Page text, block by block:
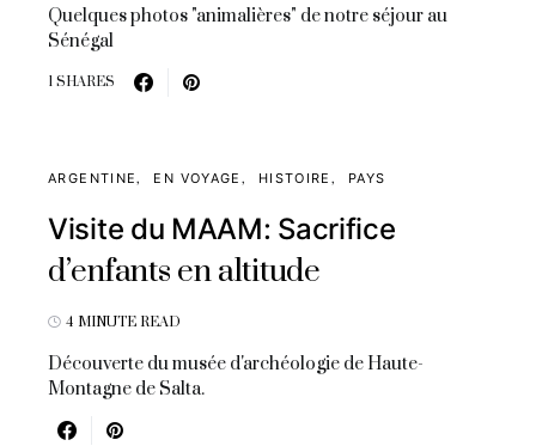
Quelques photos "animalières" de notre séjour au
Sénégal
1 SHARES
ARGENTINE EN VOYAGE HISTOIRE PAYS
Visite du MAAM: Sacrifice
d’enfants en altitude
4 MINUTE READ
Découverte du musée d'archéologie de Haute-
Montagne de Salta.